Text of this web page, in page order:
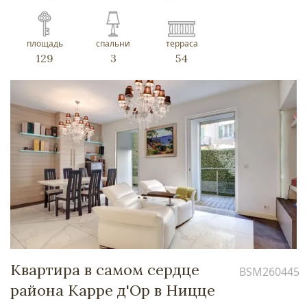
площадь
129
спальни
3
терраса
54
Квартира в самом сердце
района Карре д'Ор в Ницце
BSM260445